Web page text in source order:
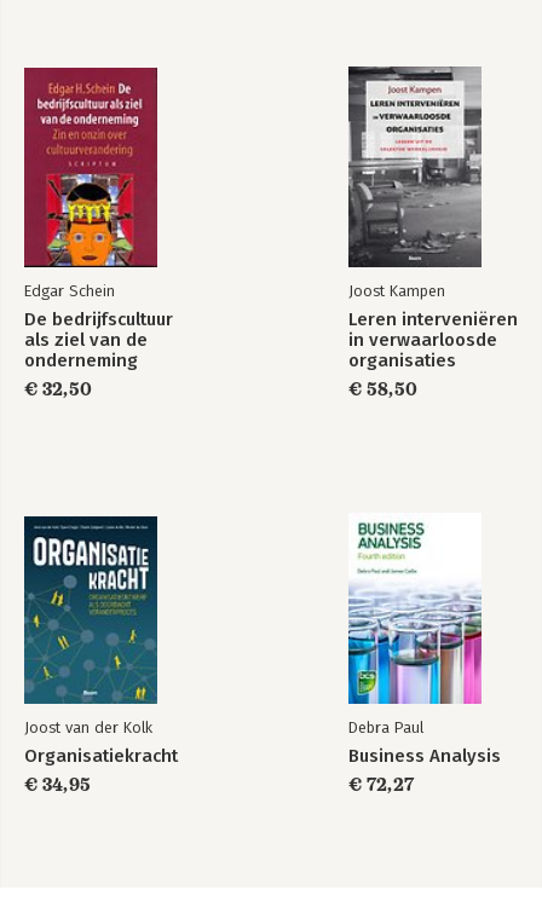
Edgar Schein
De bedrijfscultuur
als ziel van de
onderneming
€ 32,50
Joost Kampen
Leren interveniëren
in verwaarloosde
organisaties
€ 58,50
Joost van der Kolk
Organisatiekracht
€ 34,95
Debra Paul
Business Analysis
€ 72,27